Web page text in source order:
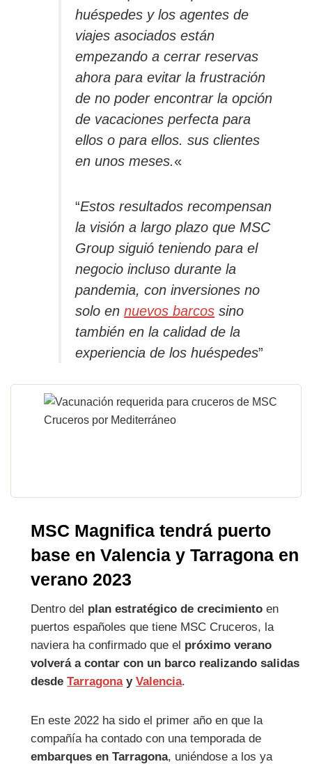
huéspedes y los agentes de
viajes asociados están
empezando a cerrar reservas
ahora para evitar la frustración
de no poder encontrar la opción
de vacaciones perfecta para
ellos o para ellos. sus clientes
en unos meses.«
“Estos resultados recompensan
la visión a largo plazo que MSC
Group siguió teniendo para el
negocio incluso durante la
pandemia, con inversiones no
solo ennuevos barcos sino
también en la calidad de la
experiencia de los huéspedes”
MSC Magnifica tendrá puerto
base en Valencia y Tarragona en
verano 2023
Dentro del plan estratégico de crecimiento en
puertos españoles que tiene MSC Cruceros, la
naviera ha confirmado que el próximo verano
volverá a contar con un barco realizando salidas
desdeTarragonayValencia.
En este 2022 ha sido el primer año en que la
compañía ha contado con una temporada de
embarques en Tarragona, uniéndose a los ya